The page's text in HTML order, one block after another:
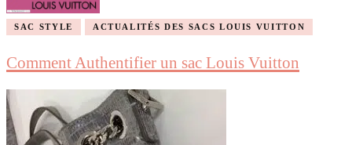
SAC STYLE ACTUALITÉS DES SACS LOUIS VUITTON
Comment Authentifier un sac Louis Vuitton